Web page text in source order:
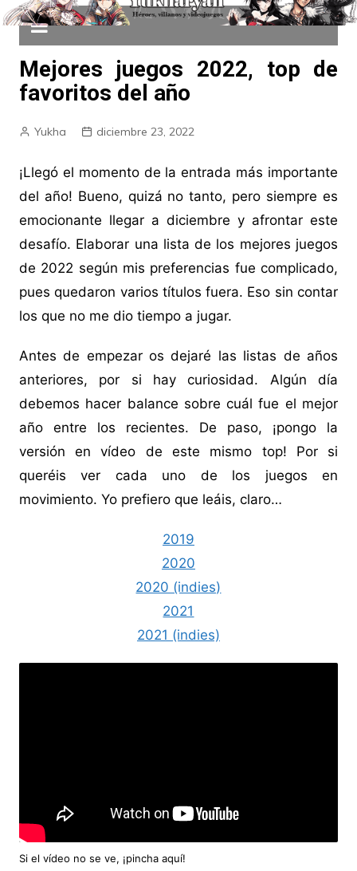
Mejores juegos 2022, top de
favoritos del año
Yukha diciembre 23, 2022
¡Llegó el momento de la entrada más importante
del año! Bueno, quizá no tanto, pero siempre es
emocionante llegar a diciembre y afrontar este
desafío. Elaborar una lista de los mejores juegos
de 2022 según mis preferencias fue complicado,
pues quedaron varios títulos fuera. Eso sin contar
los que no me dio tiempo a jugar.
Antes de empezar os dejaré las listas de años
anteriores, por si hay curiosidad. Algún día
debemos hacer balance sobre cuál fue el mejor
año entre los recientes. De paso, ¡pongo la
versión en vídeo de este mismo top! Por si
queréis ver cada uno de los juegos en
movimiento. Yo prefiero que leáis, claro…
2019
2020
2020 (indies)
2021
2021 (indies)
Si el vídeo no se ve, ¡pincha aquí!